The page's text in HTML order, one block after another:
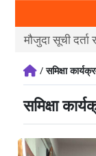
मौजुदा सूची
/समिक्षा
समिक्षा